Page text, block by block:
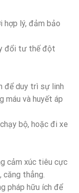
hợp lý, đảm bảo
đổi tư thế đột
để duy trì sự linh
máu và huyết áp
bộ, hoặc đi xe
cảm xúc tiêu cực
căng thẳng.
pháp hữu ích để